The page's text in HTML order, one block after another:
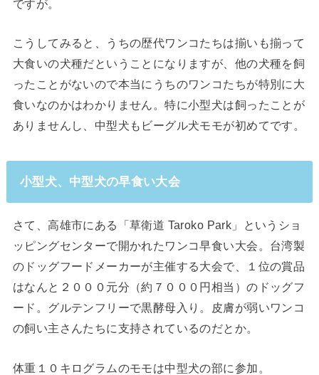
ですが。
こうしてみると、うちの歴代ワンコたちは揃いも揃って
大食いの犬種だということになりますが、他の犬種を飼
ったことがないので本当にうちのワンコたちが特別に大
食いなのかはわかりません。特に小型犬は飼ったことが
ありませんし、中型犬もビーグル犬モモが初めてです。
小型犬、中型犬の早食い大会
さて、高雄市にある「草衛道 Taroko Park」というショ
ッピングセンターで開かれたワンコ早食い大会。台湾製
のドッグフードメーカーが主催する大会で、１位の賞品
はなんと２０００元分（約７０００円相当）のドッグフ
ード。グルテンフリーで黒酵母入り。皮膚が弱いワンコ
の飼い主さんたちに支持されているのだとか。
体重１０キログラムのモモは中型犬の部に参加。